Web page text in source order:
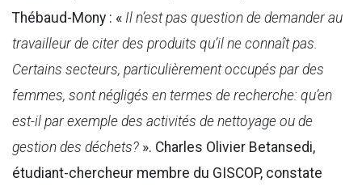
Thébaud-Mony : « Il n’est pas question de demander au
travailleur de citer des produits qu’il ne connaît pas.
Certains secteurs, particulièrement occupés par des
femmes, sont négligés en termes de recherche: qu’en
est-il par exemple des activités de nettoyage ou de
gestion des déchets? ». Charles Olivier Betansedi,
étudiant-chercheur membre du GISCOP, constate